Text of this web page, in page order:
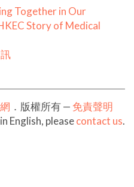
Together in Our
Story of Medical
．版權所有 — 免責聲明
English, pleasecontact us.